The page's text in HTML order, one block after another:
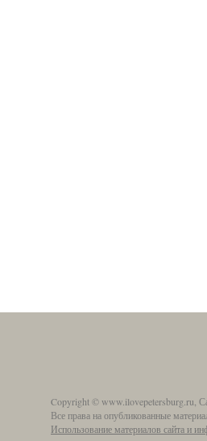
Copyright © www.ilovepetersburg.ru,
Все права на опубликованные
Использование материалов сайта и